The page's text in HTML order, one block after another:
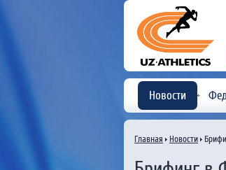
Новости
Главная Новости